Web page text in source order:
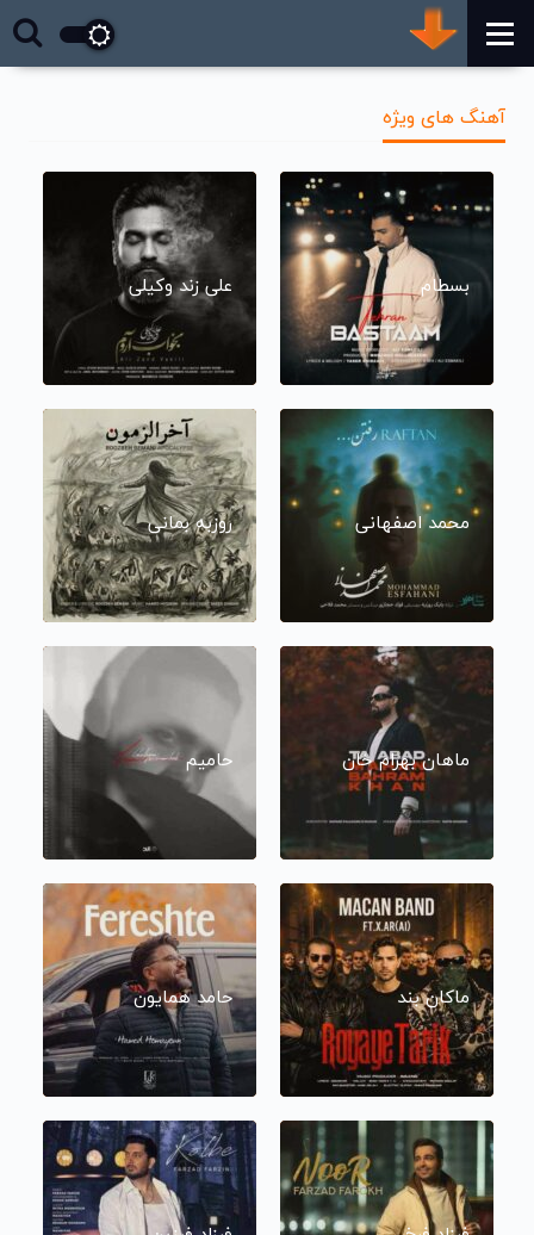
آهنگ های ویژه
بسطام علی زند وکیلی
محمد اصفهانی روزبه بمانی
ماهان بهرام خان حامیم
ماکان بند حامد همایون